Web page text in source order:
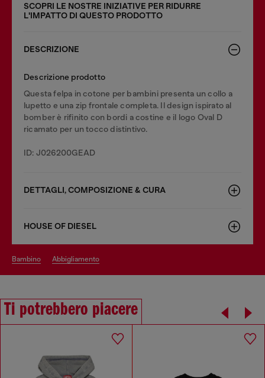
SCOPRI LE NOSTRE INIZIATIVE PER RIDURRE
LʹIMPATTO DI QUESTO PRODOTTO
DESCRIZIONE
Descrizione prodotto
Questa felpa in cotone per bambini presenta un collo a
lupetto e una zip frontale completa. Il design ispirato al
bomber è rifinito con bordi a costine e il logo Oval D
ricamato per un tocco distintivo.
ID: J026200GEAD
DETTAGLI, COMPOSIZIONE & CURA
HOUSE OF DIESEL
bambino abbigliamento
Ti potrebbero piacere